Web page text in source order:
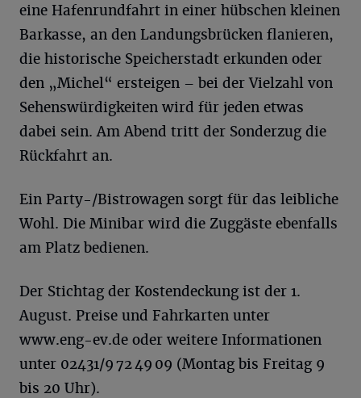
eine Hafenrundfahrt in einer hübschen kleinen
Barkasse, an den Landungsbrücken flanieren,
die historische Speicherstadt erkunden oder
den „Michel“ ersteigen – bei der Vielzahl von
Sehenswürdigkeiten wird für jeden etwas
dabei sein. Am Abend tritt der Sonderzug die
Rückfahrt an.
Ein Party-/Bistrowagen sorgt für das leibliche
Wohl. Die Minibar wird die Zuggäste ebenfalls
am Platz bedienen.
Der Stichtag der Kostendeckung ist der 1.
August. Preise und Fahrkarten unter
www.eng-ev.de oder weitere Informationen
unter 02431/9 72 49 09 (Montag bis Freitag 9
bis 20 Uhr).